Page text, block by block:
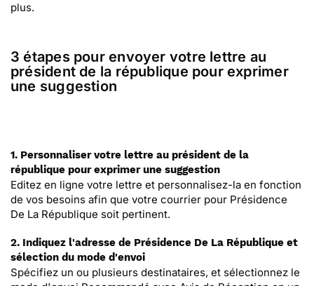
plus.
3 étapes pour envoyer votre lettre au
président de la république pour exprimer
une suggestion
1. Personnaliser votre lettre au président de la
république pour exprimer une suggestion
Editez en ligne votre lettre et personnalisez-la en fonction
de vos besoins afin que votre courrier pour Présidence
De La République soit pertinent.
2. Indiquez l'adresse de Présidence De La République et
sélection du mode d'envoi
Spécifiez un ou plusieurs destinataires, et sélectionnez le